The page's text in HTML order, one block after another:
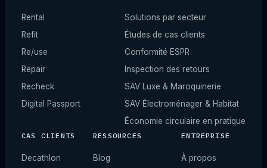
Rental
Refit
Re/use
Repair
Recheck
Digital Passport
Solutions par secteur
Études de cas clients
Conformité ESPR
Inspection des retours
SAV Luxe & Maroquinerie
SAV Électroménager & Habitat
Économie circulaire en pratique
CAS CLIENTS
Decathlon
RESSOURCES
Blog
ENTREPRISE
À propos